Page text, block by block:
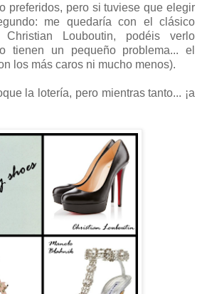
preferidos, pero si tuviese que elegir
me quedaría con el clásico
Louboutin, podéis verlo
tienen un pequeño problema... el
los más caros ni mucho menos).
la lotería, pero mientras tanto... ¡a